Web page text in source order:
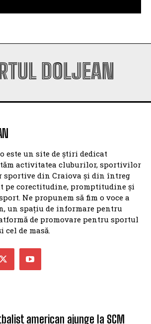
activitatea cluburilor, sportivilor
de promovare pentru sportul
cel de masă.
american ajunge la SCM
Nu e străin de LNBM
2 august 2026
Craiova aduce un nou
noul sezon
Craiova a transferat un
pentru noul sezon